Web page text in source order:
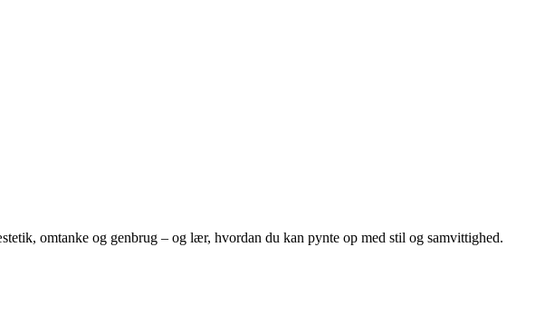
omtanke og genbrug – og lær, hvordan du kan pynte op med stil og samvittighed.